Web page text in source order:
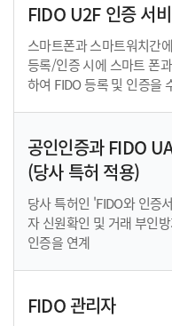
FIDO U2F 인증 서
스마트폰과 스마트워치간
등록/인증 시에 스마트 폰
하여 FIDO 등록 및 인증을
공인인증과 FIDO
(당사 특허 적용)
당사 특허인 'FIDO와 인증
자 신원확인 및 거래 부인
인증을 연계
FIDO 관리자